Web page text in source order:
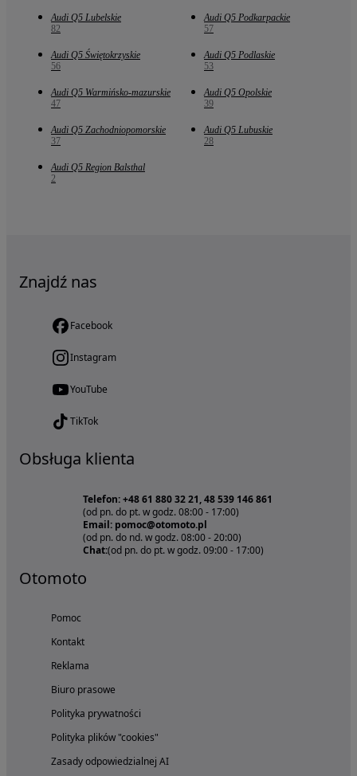
Audi Q5 Lubelskie
82
Audi Q5 Podkarpackie
57
Audi Q5 Świętokrzyskie
56
Audi Q5 Podlaskie
53
Audi Q5 Warmińsko-mazurskie
47
Audi Q5 Opolskie
39
Audi Q5 Zachodniopomorskie
37
Audi Q5 Lubuskie
28
Audi Q5 Region Balsthal
2
Znajdź nas
Facebook
Instagram
YouTube
TikTok
Obsługa klienta
Telefon: +48 61 880 32 21, 48 539 146 861
(od pn. do pt. w godz. 08:00 - 17:00)
Email: pomoc@otomoto.pl
(od pn. do nd. w godz. 08:00 - 20:00)
Chat:(od pn. do pt. w godz. 09:00 - 17:00)
Otomoto
Pomoc
Kontakt
Reklama
Biuro prasowe
Polityka prywatności
Polityka plików "cookies"
Zasady odpowiedzialnej AI